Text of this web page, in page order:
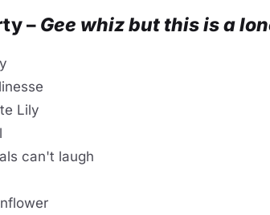
– Gee whiz but this is a
Lily
can't laugh